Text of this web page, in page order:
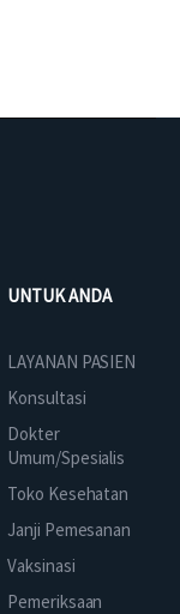
UNTUK ANDA
LAYANAN PASIEN
Konsultasi
Dokter
Umum/Spesialis
Toko Kesehatan
Janji Pemesanan
Vaksinasi
Pemeriksaan